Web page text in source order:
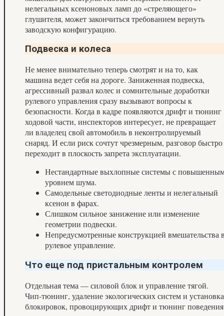
нелегальных ксеноновых ламп до «стреляющего»
глушителя, может закончиться требованием вернуть
заводскую конфигурацию.
Подвеска и колеса
Не менее внимательно теперь смотрят и на то, как
машина ведет себя на дороге. Заниженная подвеска,
агрессивный развал колес и сомнительные доработки
рулевого управления сразу вызывают вопросы к
безопасности. Когда в кадре появляются дрифт и тюнинг
ходовой части, инспекторов интересует, не превращает
ли владелец свой автомобиль в неконтролируемый
снаряд. И если риск сочтут чрезмерным, разговор быстро
переходит в плоскость запрета эксплуатации.
Нестандартные выхлопные системы с
уровнем шума.
Самодельные светодиодные ленты и нелегальный
ксенон в фарах.
Слишком сильное занижение или изменение
геометрии подвески.
Непредусмотренные конструкцией вмешательства
рулевое управление.
Что еще под пристальным контролем
Отдельная тема — силовой блок и управление тягой.
Чип-тюнинг, удаление экологических систем и установка
блокировок, провоцирующих дрифт и тюнинг поведения